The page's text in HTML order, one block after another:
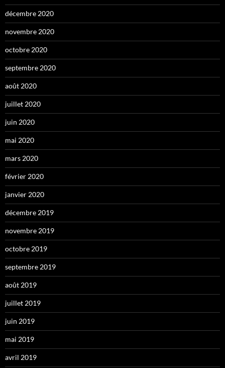
décembre 2020
novembre 2020
octobre 2020
septembre 2020
août 2020
juillet 2020
juin 2020
mai 2020
mars 2020
février 2020
janvier 2020
décembre 2019
novembre 2019
octobre 2019
septembre 2019
août 2019
juillet 2019
juin 2019
mai 2019
avril 2019